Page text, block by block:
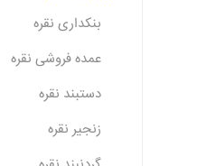
بنکداری نقره
عمده فروشی نقره
دستبند نقره
زنجیر نقره